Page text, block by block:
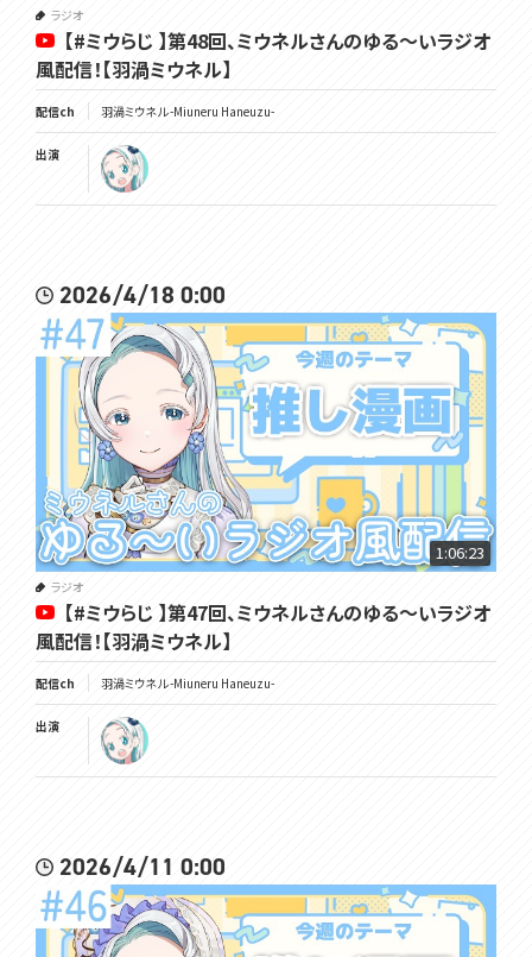
ラジオ
【#ミウらじ 】第48回、ミウネルさんのゆる～いラジオ
風配信！【羽渦ミウネル】
配信ch 羽渦ミウネル -Miuneru Haneuzu-
出演
2026/4/18 0:00
1:06:23
ラジオ
【#ミウらじ 】第47回、ミウネルさんのゆる～いラジオ
風配信！【羽渦ミウネル】
配信ch 羽渦ミウネル -Miuneru Haneuzu-
出演
2026/4/11 0:00